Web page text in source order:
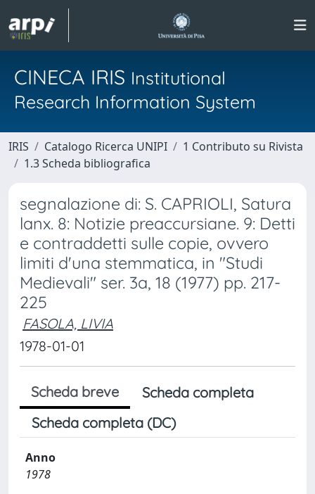
CINECA IRIS Institutional
Research Information System
IRIS Catalogo Ricerca UNIPI
1 Contributo su Rivista
1.3 Scheda bibliografica
segnalazione di: S. CAPRIOLI, Satura
lanx. 8: Notizie preaccursiane. 9: Detti
e contraddetti sulle copie, ovvero
limiti d'una stemmatica, in "Studi
Medievali" ser. 3a, 18 (1977) pp. 217-
225
FASOLA, LIVIA
1978-01-01
Scheda breve
Scheda completa
Scheda completa (DC)
Anno
1978